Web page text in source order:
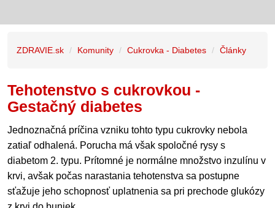
ZDRAVIE.sk Komunity Cukrovka - Diabetes Články
Tehotenstvo s cukrovkou -
Gestačný diabetes
Jednoznačná príčina vzniku tohto typu cukrovky nebola
zatiaľ odhalená. Porucha má však spoločné rysy s
diabetom 2. typu. Prítomné je normálne množstvo inzulínu v
krvi, avšak počas narastania tehotenstva sa postupne
sťažuje jeho schopnosť uplatnenia sa pri prechode glukózy